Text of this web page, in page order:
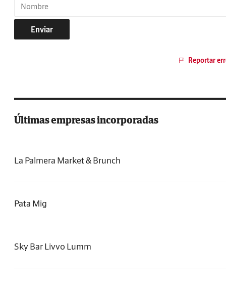
Enviar
Reportar
Últimas empresas incorporadas
La Palmera Market & Brunch
Pata Mig
Sky Bar Livvo Lumm